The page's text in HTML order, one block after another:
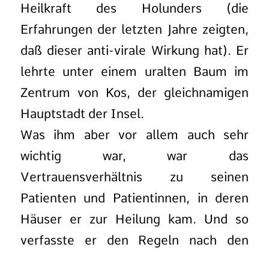
Heilkraft des Holunders (die
Erfahrungen der letzten Jahre zeigten,
daß dieser anti-virale Wirkung hat). Er
lehrte unter einem uralten Baum im
Zentrum von Kos, der gleichnamigen
Hauptstadt der Insel.
Was ihm aber vor allem auch sehr
wichtig war, war das
Vertrauensverhältnis zu seinen
Patienten und Patientinnen, in deren
Häuser er zur Heilung kam. Und so
verfasste er den Regeln nach den